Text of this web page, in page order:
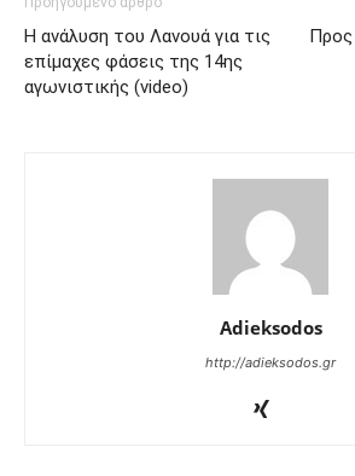
Η ανάλυση του Λανουά για τις
επίμαχες φάσεις της 14ης
αγωνιστικής (video)
Προς
Adieksodos
http://adieksodos.gr